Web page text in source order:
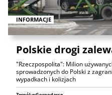
INFORMACJE
Polskie drogi
"Rzeczpospolita": Milion
sprowadzonych do Polski z
wypadkach i kolizjach